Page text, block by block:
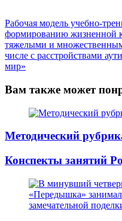
Рабочая модель учебно-
формированию жизненной
тяжелыми и
числе с расстройствами
мир»
Вам также может
Методический
Конспекты занятий